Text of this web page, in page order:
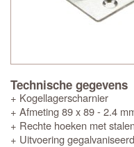
Technische gegevens
+ Kogellagerscharnier
+ Afmeting 89 x 89 - 2.4
+ Rechte hoeken met
+ Uitvoering